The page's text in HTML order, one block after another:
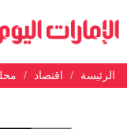
الرئيسة اقتصاد